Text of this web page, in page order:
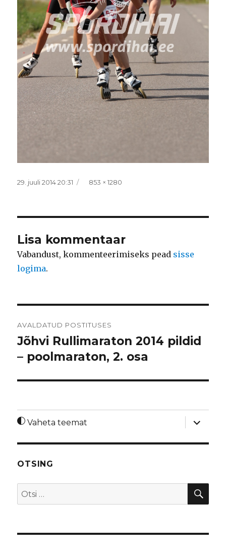
Postitatud
29. juuli 2014 20:31 Täissuurus
853 × 1280
Lisa kommentaar
Vabandust, kommenteerimiseks pead sisse
logima.
AVALDATUD POSTITUSES
Jõhvi Rullimaraton 2014 pildid
– poolmaraton, 2. osa
Vaheta teemat
laienda
OTSING
Otsi: